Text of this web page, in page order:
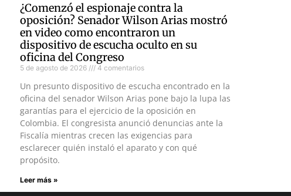
¿Comenzó el espionaje contra la
oposición? Senador Wilson Arias mostró
en video como encontraron un
dispositivo de escucha oculto en su
oficina del Congreso
5 de agosto de 2026 4 comentarios
Un presunto dispositivo de escucha encontrado en la
oficina del senador Wilson Arias pone bajo la lupa las
garantías para el ejercicio de la oposición en
Colombia. El congresista anunció denuncias ante la
Fiscalía mientras crecen las exigencias para
esclarecer quién instaló el aparato y con qué
propósito.
Leer más »